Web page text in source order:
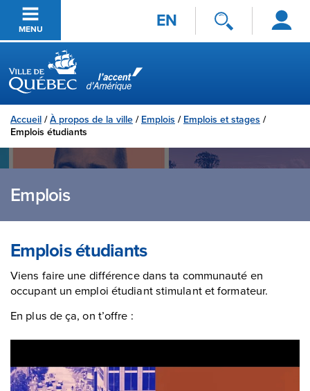
Passer au contenu principal
MENU EN
Se
connecter
Ville de Québec
Accueil /À propos de la ville / Emplois / Emplois et stages /
Emplois étudiants
Emplois
Emplois étudiants
Viens faire une différence dans ta communauté en
occupant un emploi étudiant stimulant et formateur.
En plus de ça, on t’offre :